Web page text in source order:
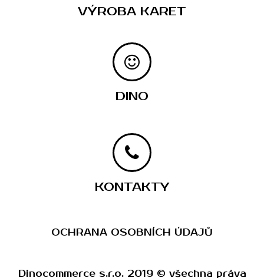
VÝROBA KARET
DINO
KONTAKTY
OCHRANA OSOBNÍCH ÚDAJŮ
Dinocommerce s.r.o. 2019 © všechna práva